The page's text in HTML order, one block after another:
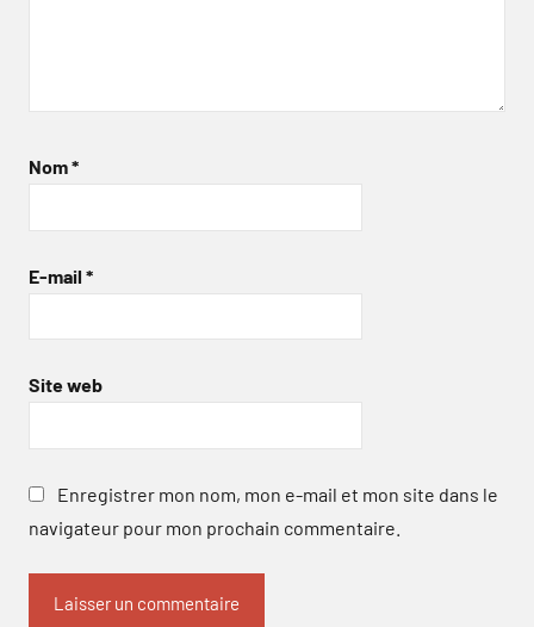
Nom*
E-mail *
Site web
Enregistrer mon nom, mon e-mail et mon site dans le
navigateur pour mon prochain commentaire.